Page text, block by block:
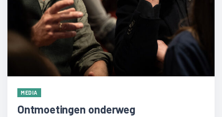
MEDIA
Ontmoetingen onderweg